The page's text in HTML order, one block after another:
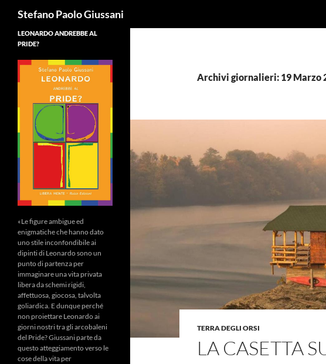
Stefano Paolo Giussani
Archivi giornalieri: 19 Marzo
TERRA DEGLI ORSI
LA CASETTA
LEONARDO ANDREBBE AL
PRIDE?
«Le figure ambigue ed
enigmatiche che hanno dato
uno stile inconfondibile ai
dipinti di Leonardo sono un
punto di partenza per
immaginare una vita privata
libera da schemi rigidi,
affettuosa, giocosa, talvolta
goliardica. E dunque perché
non proiettare Leonardo ai
giorni nostri tra gli arcobaleni
del Pride? Giussani parte da
questo atteggiamento verso le
cose della vita per